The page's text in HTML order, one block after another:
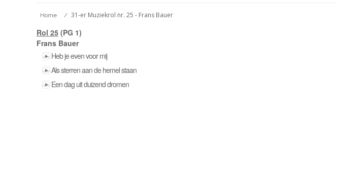
Home / 31-er Muziekrol nr. 25 - Frans Bauer
Rol 25 (PG 1)
Frans Bauer
Heb je even voor mij
Als sterren aan de hemel staan
Een dag uit duizend dromen